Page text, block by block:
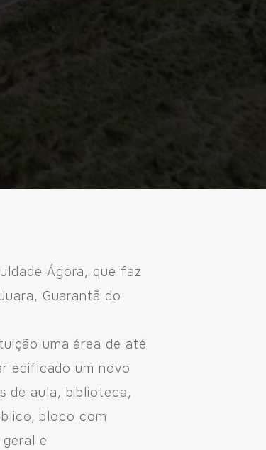
Ágora, que faz
Guarantã do
uma área de até
edificado um novo
de aula, biblioteca,
bloco com
e